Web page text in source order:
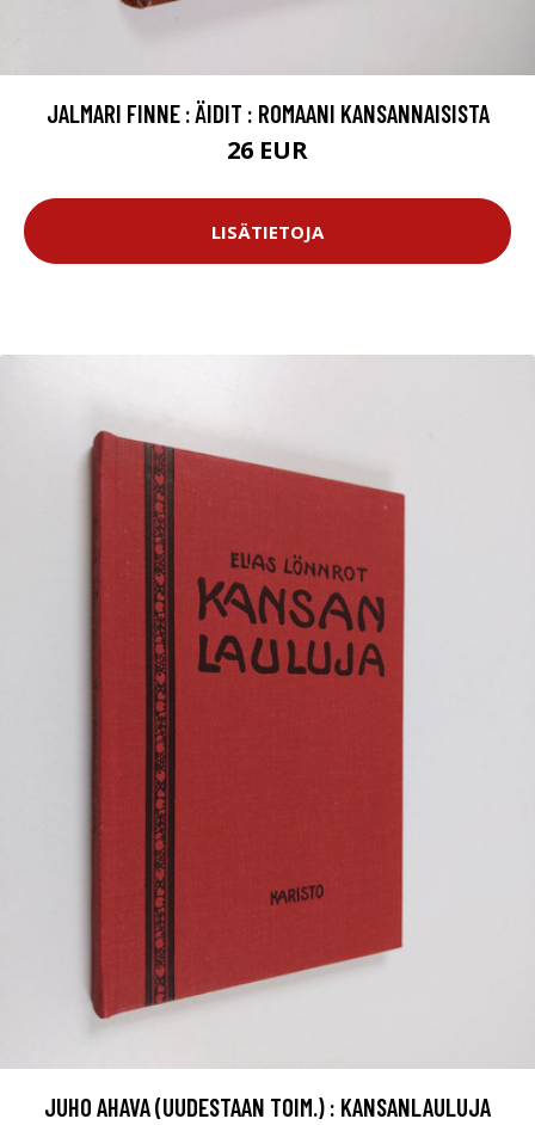
JALMARI FINNE : ÄIDIT : ROMAANI KANSANNAISISTA
26 EUR
LISÄTIETOJA
JUHO AHAVA (UUDESTAAN TOIM.) : KANSANLAULUJA